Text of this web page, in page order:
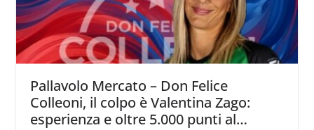
Pallavolo Mercato – Don Felice
Colleoni, il colpo è Valentina Zago:
esperienza e oltre 5.000 punti al